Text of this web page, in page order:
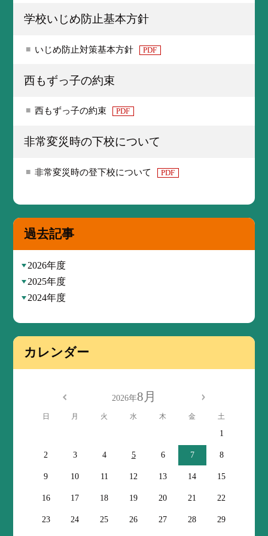
学校いじめ防止基本方針
いじめ防止対策基本方針 PDF
西もずっ子の約束
西もずっ子の約束 PDF
非常変災時の下校について
非常変災時の登下校について PDF
過去記事
2026年度
2025年度
2024年度
カレンダー
2026年8月
日 月 火 水 木 金 土
1
2 3 4 5 6 7 8
9 10 11 12 13 14 15
16 17 18 19 20 21 22
23 24 25 26 27 28 29